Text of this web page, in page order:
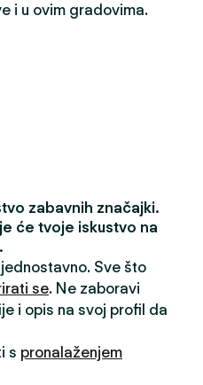
i u ovim gradovima.
zabavnih značajki.
će tvoje iskustvo na
Sve što
se. Ne zaboravi
i opis na svoj profil da
s pronalaženjem